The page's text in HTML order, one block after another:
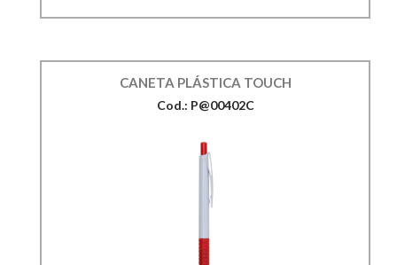
CANETA PLÁSTICA TOUCH
Cod.: P@00402C